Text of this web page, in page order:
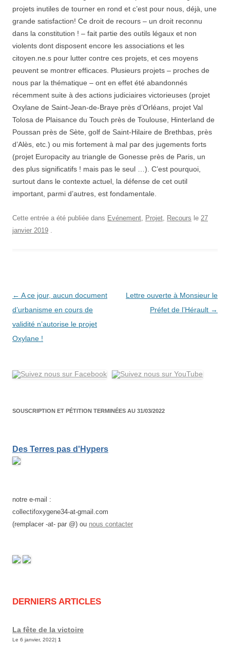
projets inutiles de tourner en rond et c’est pour nous, déjà, une
grande satisfaction! Ce droit de recours – un droit reconnu
dans la constitution ! – fait partie des outils légaux et non
violents dont disposent encore les associations et les
citoyen.ne.s pour lutter contre ces projets, et ces moyens
peuvent se montrer efficaces. Plusieurs projets – proches de
nous par la thématique – ont en effet été abandonnés
récemment suite à des actions judiciaires victorieuses (projet
Oxylane de Saint-Jean-de-Braye près d’Orléans, projet Val
Tolosa de Plaisance du Touch près de Toulouse, Hinterland de
Poussan près de Sète, golf de Saint-Hilaire de Brethbas, près
d’Alès, etc.) ou mis fortement à mal par des jugements forts
(projet Europacity au triangle de Gonesse près de Paris, un
des plus significatifs ! mais pas le seul …). C’est pourquoi,
surtout dans le contexte actuel, la défense de cet outil
important, parmi d’autres, est fondamentale.
Cette entrée a été publiée dans Evénement, Projet, Recours le 27
janvier 2019 .
Navigation
des
articles
← A ce jour, aucun document
d’urbanisme en cours de
validité n’autorise le projet
Oxylane !
Lettre ouverte à Monsieur le
Préfet de l’Hérault →
SOUSCRIPTION ET PÉTITION TERMINÉES AU 31/03/2022
Des Terres pas d'Hypers
notre e-mail :
collectifoxygene34-at-gmail.com
(remplacer -at- par @) ou nous contacter
DERNIERS ARTICLES
La fête de la victoire
Le 6 janvier, 2022| 1